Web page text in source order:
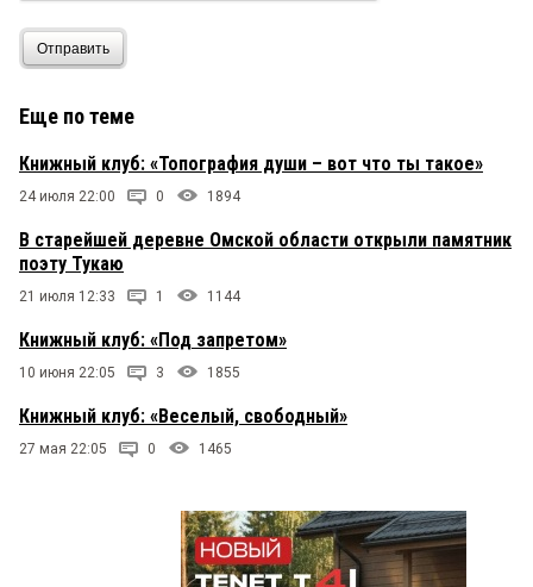
Отправить
Еще по теме
Книжный клуб: «Топография души – вот что ты такое»
24 июля 22:00 0 1894
В старейшей деревне Омской области открыли памятник
поэту Тукаю
21 июля 12:33 1 1144
Книжный клуб: «Под запретом»
10 июня 22:05 3 1855
Книжный клуб: «Веселый, свободный»
27 мая 22:05 0 1465